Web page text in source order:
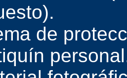
de